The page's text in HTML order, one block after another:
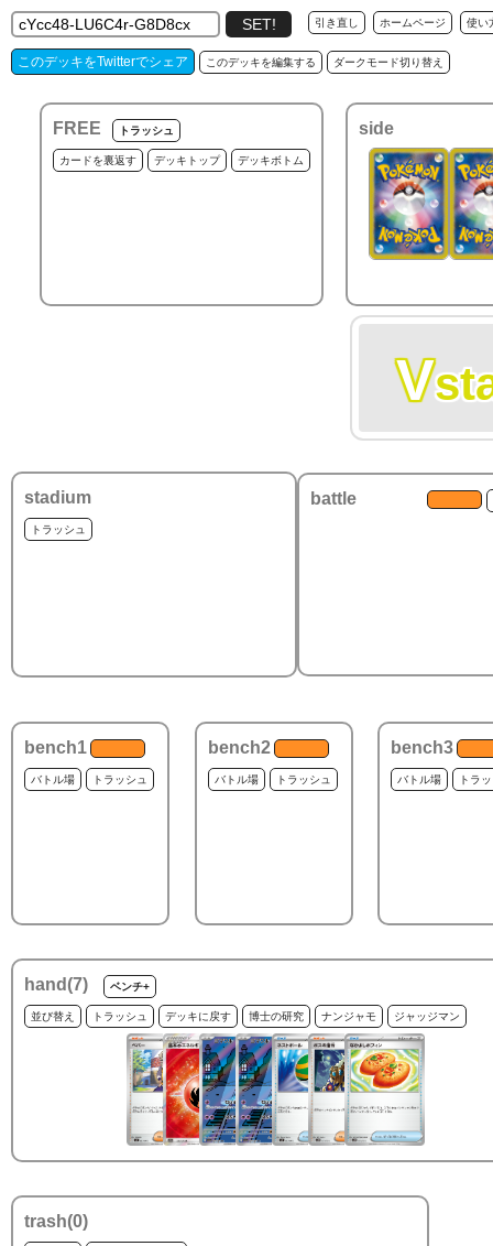
引き直し ホームページ 使い
このデッキをTwitterでシェア このデッキを編集する ダークモード切り替え
FREE トラッシュ
カードを裏返す デッキトップ デッキボトム
side
V
stadium
トラッシュ
battle
bench1
バトル場 トラッシュ
bench2
バトル場 トラッシュ
bench3
バトル場 トラ
hand(7) ベンチ+
並び替え トラッシュ デッキに戻す 博士の研究 ナンジャモ ジャッジマン
trash(0)